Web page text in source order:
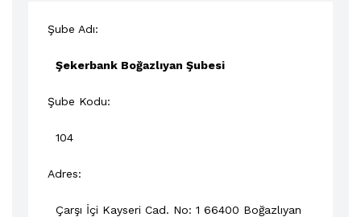
Şube Adı:
Şekerbank Boğazlıyan Şubesi
Şube Kodu:
104
Adres:
Çarşı İçi Kayseri Cad. No: 1 66400 Boğazlıyan